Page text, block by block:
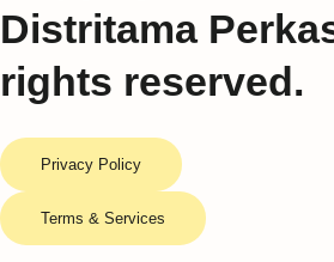
Distritama
rights reserved.
Privacy Policy
Terms & Services